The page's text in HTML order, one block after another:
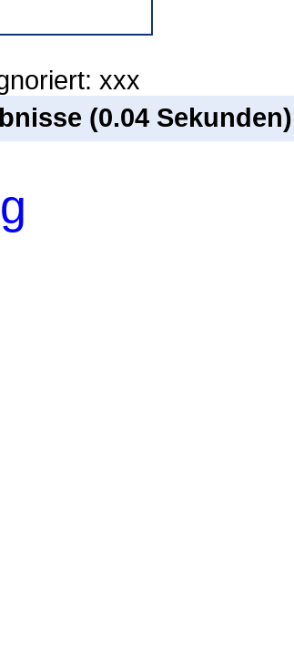
xxx
(0.04 Sekunden)